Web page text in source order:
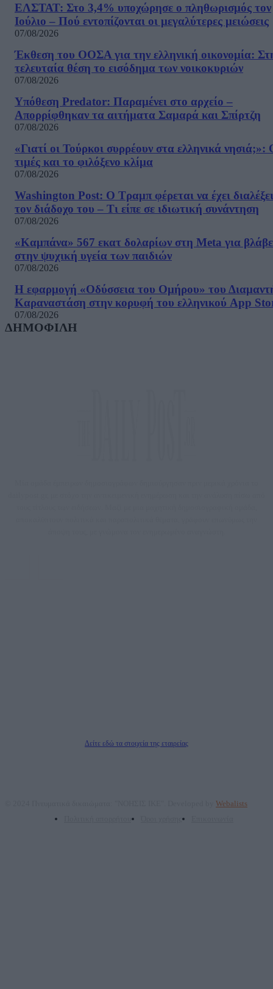
ΕΛΣΤΑΤ: Στο 3,4% υποχώρησε ο πληθωρισμός τον
Ιούλιο – Πού εντοπίζονται οι μεγαλύτερες μειώσεις
07/08/2026
Έκθεση του ΟΟΣΑ για την ελληνική οικονομία:
τελευταία θέση το εισόδημα των νοικοκυριών
07/08/2026
Υπόθεση Predator: Παραμένει στο αρχείο –
Απορρίφθηκαν τα αιτήματα Σαμαρά και Σπίρτζη
07/08/2026
«Γιατί οι Τούρκοι συρρέουν στα ελληνικά νησιά;»:
τιμές και το φιλόξενο κλίμα
07/08/2026
Washington Post: Ο Τραμπ φέρεται να έχει διαλέξει
τον διάδοχο του – Τι είπε σε ιδιωτική συνάντηση
07/08/2026
«Καμπάνα» 567 εκατ δολαρίων στη Meta για
στην ψυχική υγεία των παιδιών
07/08/2026
Η εφαρμογή «Οδύσσεια του Ομήρου» του
Καραναστάση στην κορυφή του ελληνικού App
07/08/2026
ΔΗΜΟΦΙΛΗ
Δείτε εδώ τα στοιχεία της εταιρείας
Webalists